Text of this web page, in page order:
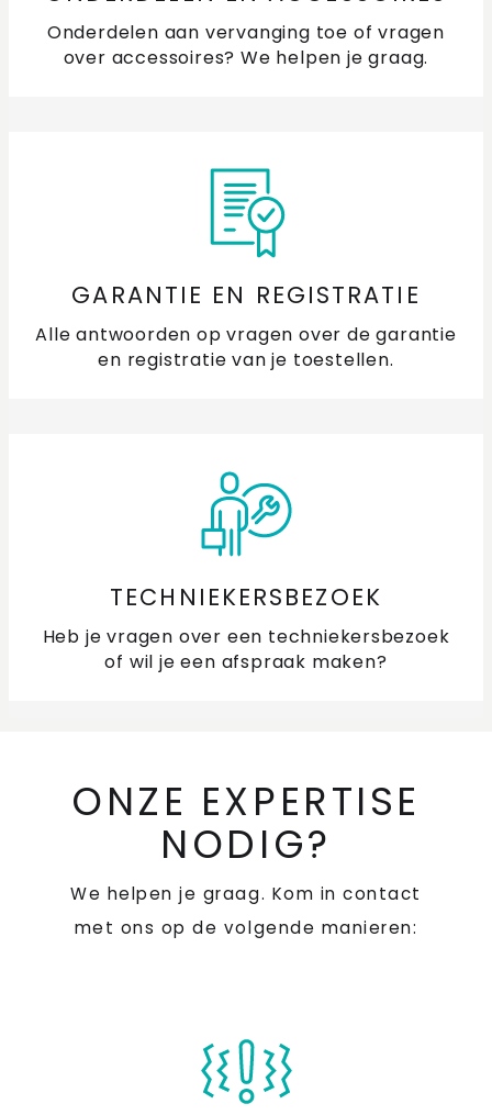
Onderdelen aan vervanging toe of vragen
over accessoires? We helpen je graag.
GARANTIE EN REGISTRATIE
Alle antwoorden op vragen over de garantie
en registratie van je toestellen.
TECHNIEKERSBEZOEK
Heb je vragen over een techniekersbezoek
of wil je een afspraak maken?
ONZE EXPERTISE
NODIG?
We helpen je graag. Kom in contact
met ons op de volgende manieren: